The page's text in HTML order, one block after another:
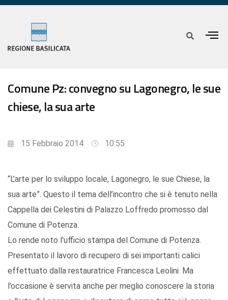
Comune Pz: convegno su Lagonegro, le sue
chiese, la sua arte
15 Febbraio 2014 10:55
“L’arte per lo sviluppo locale, Lagonegro, le sue Chiese, la
sua arte”. Questo il tema dell’incontro che si è tenuto nella
Cappella dei Celestini di Palazzo Loffredo promosso dal
Comune di Potenza.
Lo rende noto l'ufficio stampa del Comune di Potenza.
Presentato il lavoro di recupero di sei importanti calici
effettuato dalla restauratrice Francesca Leolini. Ma
l’occasione è servita anche per meglio conoscere la storia